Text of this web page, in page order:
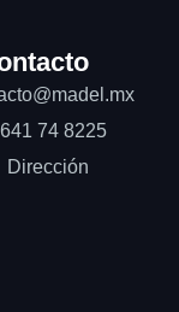
74 8225
Dirección